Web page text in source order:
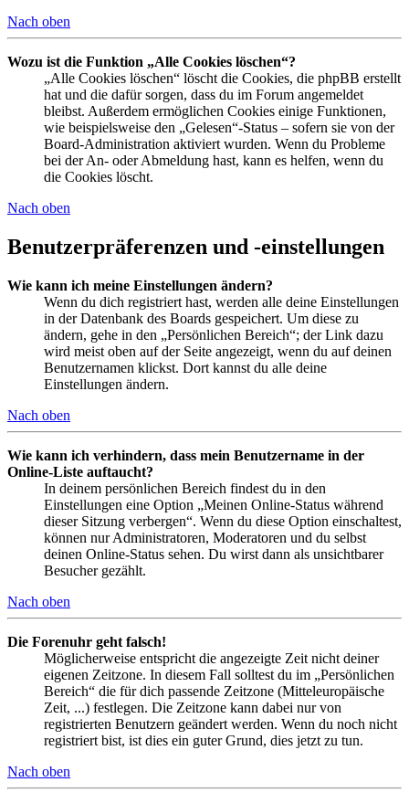
Nach oben
Wozu ist die Funktion „Alle Cookies löschen“?
„Alle Cookies löschen“ löscht die Cookies, die phpBB erstellt
hat und die dafür sorgen, dass du im Forum angemeldet
bleibst. Außerdem ermöglichen Cookies einige Funktionen,
wie beispielsweise den „Gelesen“-Status – sofern sie von der
Board-Administration aktiviert wurden. Wenn du Probleme
bei der An- oder Abmeldung hast, kann es helfen, wenn du
die Cookies löscht.
Nach oben
Benutzerpräferenzen und -einstellungen
Wie kann ich meine Einstellungen ändern?
Wenn du dich registriert hast, werden alle deine Einstellungen
in der Datenbank des Boards gespeichert. Um diese zu
ändern, gehe in den „Persönlichen Bereich“; der Link dazu
wird meist oben auf der Seite angezeigt, wenn du auf deinen
Benutzernamen klickst. Dort kannst du alle deine
Einstellungen ändern.
Nach oben
Wie kann ich verhindern, dass mein Benutzername in der
Online-Liste auftaucht?
In deinem persönlichen Bereich findest du in den
Einstellungen eine Option „Meinen Online-Status während
dieser Sitzung verbergen“. Wenn du diese Option einschaltest,
können nur Administratoren, Moderatoren und du selbst
deinen Online-Status sehen. Du wirst dann als unsichtbarer
Besucher gezählt.
Nach oben
Die Forenuhr geht falsch!
Möglicherweise entspricht die angezeigte Zeit nicht deiner
eigenen Zeitzone. In diesem Fall solltest du im „Persönlichen
Bereich“ die für dich passende Zeitzone (Mitteleuropäische
Zeit, ...) festlegen. Die Zeitzone kann dabei nur von
registrierten Benutzern geändert werden. Wenn du noch nicht
registriert bist, ist dies ein guter Grund, dies jetzt zu tun.
Nach oben